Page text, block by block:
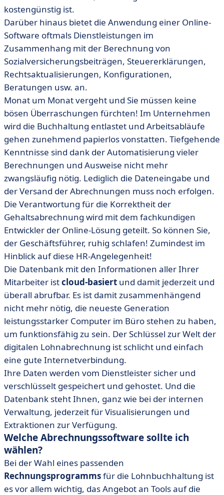
kostengünstig ist.
Darüber hinaus bietet die Anwendung einer Online-
Software oftmals Dienstleistungen im
Zusammenhang mit der Berechnung von
Sozialversicherungsbeiträgen, Steuererklärungen,
Rechtsaktualisierungen, Konfigurationen,
Beratungen usw. an.
Monat um Monat vergeht und Sie müssen keine
bösen Überraschungen fürchten! Im Unternehmen
wird die Buchhaltung entlastet und Arbeitsabläufe
gehen zunehmend papierlos vonstatten. Tiefgehende
Kenntnisse sind dank der Automatisierung vieler
Berechnungen und Ausweise nicht mehr
zwangsläufig nötig. Lediglich die Dateneingabe und
der Versand der Abrechnungen muss noch erfolgen.
Die Verantwortung für die Korrektheit der
Gehaltsabrechnung wird mit dem fachkundigen
Entwickler der Online-Lösung geteilt. So können Sie,
der Geschäftsführer, ruhig schlafen! Zumindest im
Hinblick auf diese HR-Angelegenheit!
Die Datenbank mit den Informationen aller Ihrer
Mitarbeiter istcloud-basiert und damit jederzeit und
überall abrufbar. Es ist damit zusammenhängend
nicht mehr nötig, die neueste Generation
leistungsstarker Computer im Büro stehen zu haben,
um funktionsfähig zu sein. Der Schlüssel zur Welt der
digitalen Lohnabrechnung ist schlicht und einfach
eine gute Internetverbindung.
Ihre Daten werden vom Dienstleister sicher und
verschlüsselt gespeichert und gehostet. Und die
Datenbank steht Ihnen, ganz wie bei der internen
Verwaltung, jederzeit für Visualisierungen und
Extraktionen zur Verfügung.
Welche Abrechnungssoftware sollte ich
wählen?
Bei der Wahl eines passenden
Rechnungsprogrammsfür die Lohnbuchhaltung ist
es vor allem wichtig, das Angebot an Tools auf die